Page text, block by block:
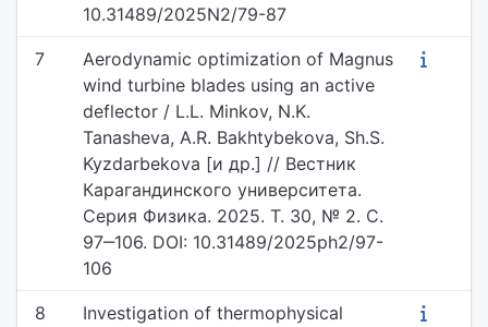
10.31489/2025N2/79-87
7
Aerodynamic optimization of Magnus
wind turbine blades using an active
deflector / L.L. Minkov, N.K.
Tanasheva, A.R. Bakhtybekova, Sh.S.
Kyzdarbekova [и др.] // Вестник
Карагандинского университета.
Серия Физика. 2025. Т. 30, № 2. С.
97‒106. DOI: 10.31489/2025ph2/97-
106
8
Investigation of thermophysical